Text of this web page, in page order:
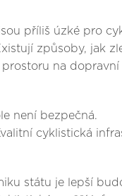
příliš úzké pro
způsoby, jak
na dopravní
není bezpečná.
cyklistická
státu je lepší